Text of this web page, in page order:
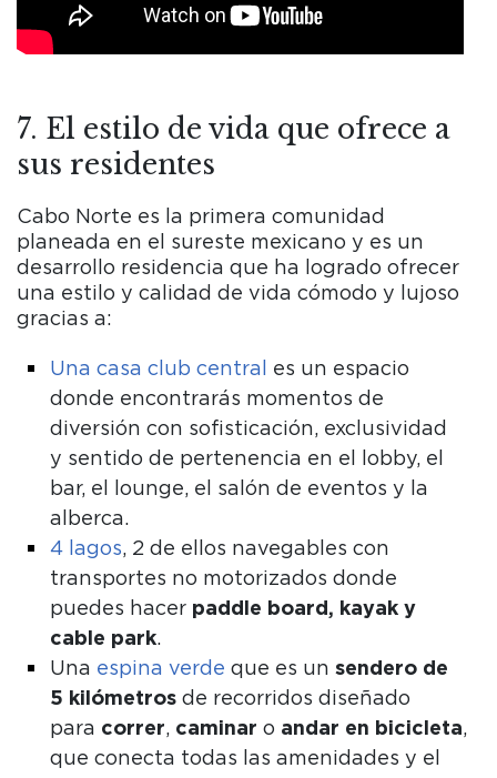
7. El estilo de vida que ofrece a
sus residentes
Cabo Norte es la primera comunidad
planeada en el sureste mexicano y es un
desarrollo residencia que ha logrado ofrecer
una estilo y calidad de vida cómodo y lujoso
gracias a:
Una casa club central
es un espacio
donde encontrarás momentos de
diversión con sofisticación, exclusividad
y sentido de pertenencia en el lobby, el
bar, el lounge, el salón de eventos y la
alberca.
4 lagos, 2 de ellos navegables con
transportes no motorizados donde
puedes hacer paddle board, kayak y
cable park.
Una espina verde que es un sendero de
5 kilómetros de recorridos diseñado
para correr, caminar o andar en bicicleta,
que conecta todas las amenidades y el